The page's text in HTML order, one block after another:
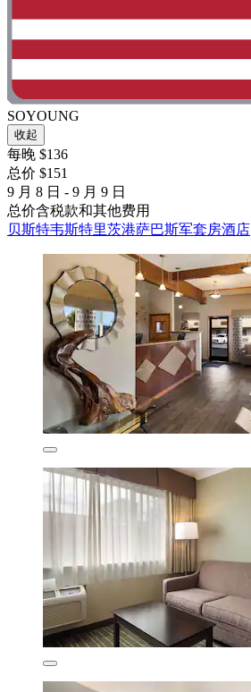
SOYOUNG
收起
每晚 $136
总价 $151
9 月 8 日 - 9 月 9 日
总价含税款和其他费用
贝斯特韦斯特里茨港萨巴斯军套房酒店